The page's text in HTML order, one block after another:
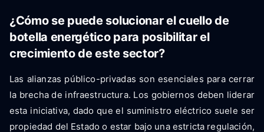
¿Cómo se puede solucionar el cuello de
botella energético para posibilitar el
crecimiento de este sector?
Las alianzas público-privadas son esenciales para cerrar
la brecha de infraestructura. Los gobiernos deben liderar
esta iniciativa, dado que el suministro eléctrico suele ser
propiedad del Estado o estar bajo una estricta regulación,